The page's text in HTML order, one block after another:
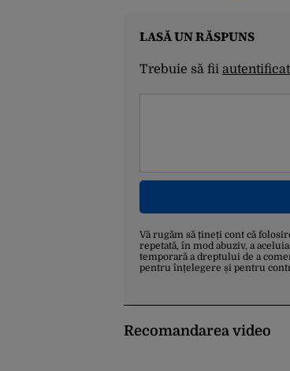
LASĂ UN RĂSPUNS
Trebuie să fii autentificat
Vă rugăm să țineți cont că
repetată, în mod abuziv, a
temporară a dreptului de a
pentru înțelegere și pentru
Recomandarea video